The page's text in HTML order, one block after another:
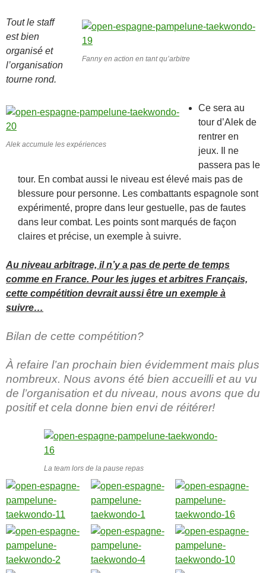
Fanny en action en tant qu’arbitre
Tout le staff
est bien
organisé et
l’organisation
tourne rond.
Alek accumule les expériences
Ce sera au
tour d’Alek de
rentrer en
jeux. Il ne
passera pas le
tour. En combat aussi le niveau est élevé mais pas de
blessure pour personne. Les combattants espagnole sont
expérimenté, propre dans leur gestuelle, pas de fautes
dans leur combat. Les points sont marqués de façon
claires et précise, un exemple à suivre.
Au niveau arbitrage, il n’y a pas de perte de temps
comme en France. Pour les juges et arbitres Français,
cette compétition devrait aussi être un exemple à
suivre…
Bilan de cette compétition?
À refaire l’an prochain bien évidemment mais plus
nombreux. Nous avons été bien accueilli et au vu
de l’organisation et du niveau, nous avons que du
positif et cela donne bien envi de réitérer!
La team lors de la pause repas